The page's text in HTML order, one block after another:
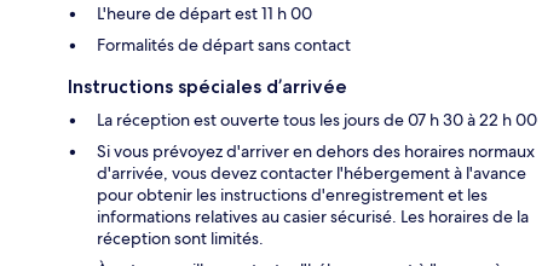
L'heure de départ est 11 h 00
Formalités de départ sans contact
Instructions spéciales d’arrivée
La réception est ouverte tous les jours de 07 h 30 à 22 h 00
Si vous prévoyez d'arriver en dehors des horaires normaux
d'arrivée, vous devez contacter l'hébergement à l'avance
pour obtenir les instructions d'enregistrement et les
informations relatives au casier sécurisé. Les horaires de la
réception sont limités.